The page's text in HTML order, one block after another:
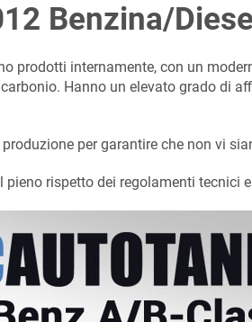
Benzina/Diesel
prodotti internamente, con un
Hanno un elevato grado di
per garantire che non vi
rispetto dei regolamenti tecnici